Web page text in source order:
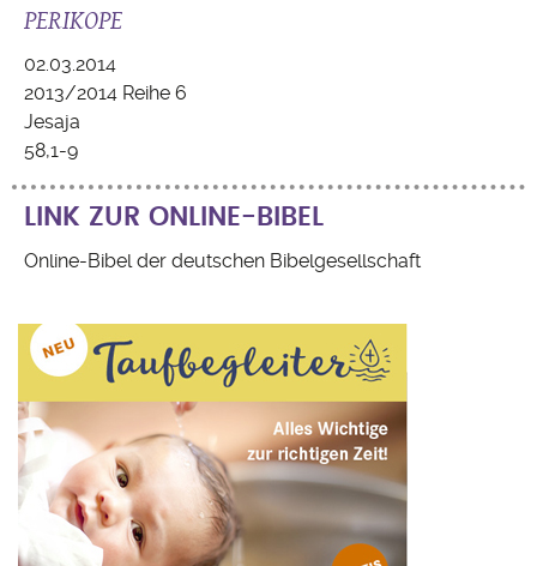
PERIKOPE
02.03.2014
2013/2014 Reihe 6
Jesaja
58,1-9
LINK ZUR ONLINE-BIBEL
Online-Bibel der deutschen Bibelgesellschaft